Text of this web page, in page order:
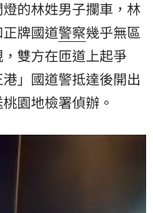
的林姓男子攔車，林
牌國道警察幾乎無區
雙方在匝道上起爭
」國道警抵達後開出
園地檢署偵辦。